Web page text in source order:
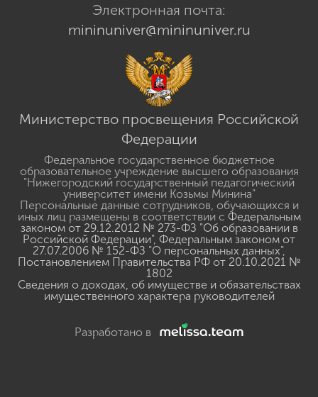
Электронная почта:
mininuniver@mininuniver.ru
Министерство просвещения Российской
Федерации
Федеральное государственное бюджетное
образовательное учреждение высшего образования
"Нижегородский государственный педагогический
университет имени Козьмы Минина"
Персональные данные сотрудников, обучающихся и
иных лиц размещены в соответствии с Федеральным
законом от 29.12.2012 № 273-ФЗ "Об образовании в
Российской Федерации", Федеральным законом от
27.07.2006 № 152-ФЗ "О персональных данных",
Постановлением Правительства РФ от 20.10.2021 №
1802
Сведения о доходах, об имуществе и обязательствах
имущественного характера руководителей
Разработано в